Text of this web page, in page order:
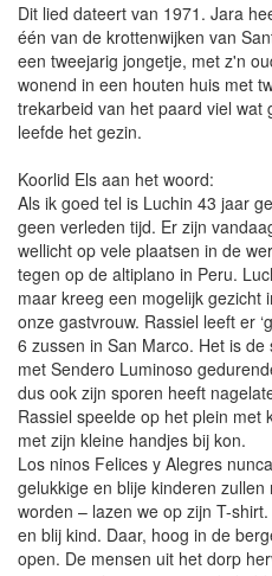
Dit lied dateert van 1971. Jara
één van de krottenwijken van
een tweejarig jongetje, met z'n
wonend in een houten huis met
trekarbeid van het paard viel wat
leefde het gezin.
Koorlid Els aan het woord:
Als ik goed tel is Luchin 43 jaar
geen verleden tijd. Er zijn
wellicht op vele plaatsen in de
tegen op de altiplano in Peru.
maar kreeg een mogelijk gezicht
onze gastvrouw. Rassiel leeft er
6 zussen in San Marco. Het is
met Sendero Luminoso
dus ook zijn sporen heeft
Rassiel speelde op het plein met
met zijn kleine handjes bij kon.
Los ninos Felices y Alegres
gelukkige en blije kinderen
worden – lazen we op zijn T-
en blij kind. Daar, hoog in de
open. De mensen uit het dorp